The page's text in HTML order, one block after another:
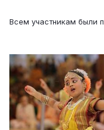
Всем участникам были